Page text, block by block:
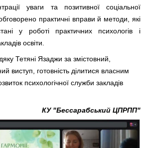
уваги та позитивної соціальної
практичні вправи й методи, які
у роботі практичних психологів і
освіти.
Тетяні Язаджи за змістовний,
виступ, готовність ділитися власним
психологічної служби закладів
КУ "Бессарабський ЦПРПП"